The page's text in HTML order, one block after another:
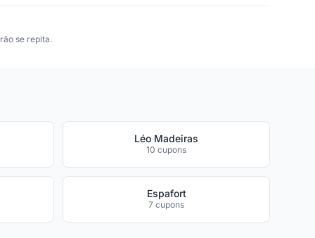
se repita.
Léo Madeiras
10 cupons
Espafort
7 cupons